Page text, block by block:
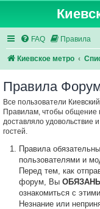
FAQ Правила
Киевское метро
Правила
Все пользователи
Правилам, чтобы общение
доставляло удовольствие
гостей.
Правила
пользователями и
Перед тем, как
форум, ВыОБЯЗАНЫ
ознакомиться с
Незнание или